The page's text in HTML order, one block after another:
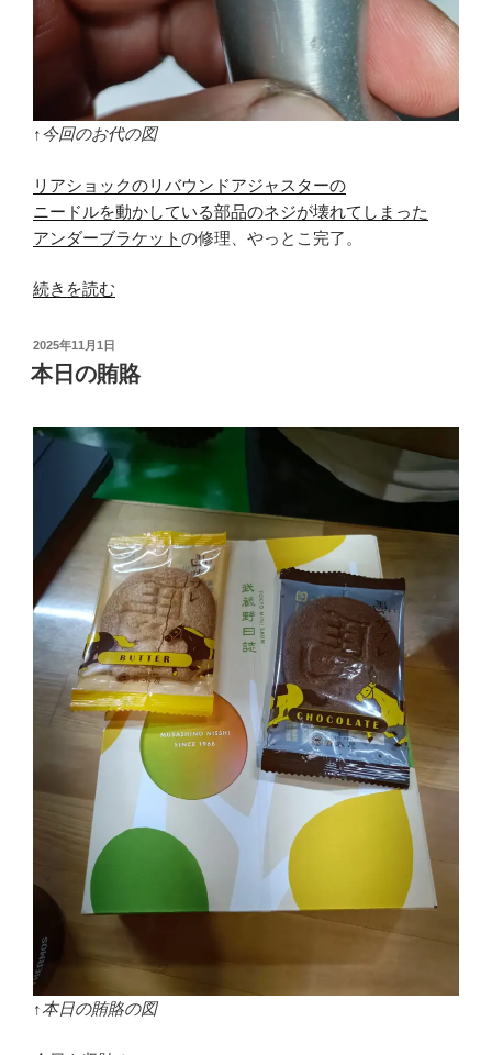
↑今回のお代の図
リアショックのリバウンドアジャスターの
ニードルを動かしている部品のネジが壊れてしまった
アンダーブラケットの修理、やっとこ完了。
“リ
シ
ョ
ア
ブ
ケ
ッ
ネ
の
続きを読む
投
稿
日:
2025年11月1日
本日の賄賂
↑本日の賄賂の図